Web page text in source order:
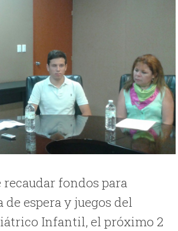
fondos para
de espera y juegos del
Infantil, el próximo 2